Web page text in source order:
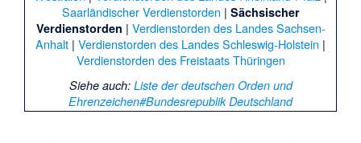
Saarländischer Verdienstorden | Sächsischer
Verdienstorden | Verdienstorden des Landes Sachsen-
Anhalt | Verdienstorden des Landes Schleswig-Holstein |
Verdienstorden des Freistaats Thüringen
Siehe auch: Liste der deutschen Orden und
Ehrenzeichen#Bundesrepublik Deutschland